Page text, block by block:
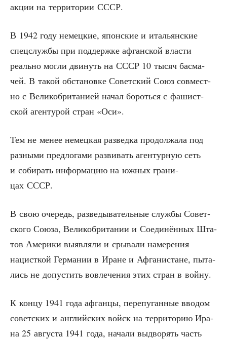
акции на тер­ри­то­рии СССР.
В 1942 году немец­кие, япон­ские и ита­льян­ские
спец­служ­бы при под­держ­ке афган­ской вла­сти
реаль­но мог­ли дви­нуть на СССР 10 тысяч бас­ма­
чей. В такой обста­нов­ке Совет­ский Союз сов­мест­
но с Вели­ко­бри­та­ни­ей начал бороть­ся с фашист­
ской аген­ту­рой стран «Оси».
Тем не менее немец­кая раз­вед­ка про­дол­жа­ла под
раз­ны­ми пред­ло­га­ми раз­ви­вать аген­тур­ную сеть
и соби­рать инфор­ма­цию на южных гра­ни­
цах СССР.
В свою оче­редь, раз­ве­ды­ва­тель­ные служ­бы Совет­
ско­го Сою­за, Вели­ко­бри­та­нии и Соеди­нён­ных Шта­
тов Аме­ри­ки выяв­ля­ли и сры­ва­ли наме­ре­ния
нацист­кой Гер­ма­нии в Иране и Афга­ни­стане, пыта­
лись не допу­стить вовле­че­ния этих стран в войну.
К кон­цу 1941 года афган­цы, пере­пу­ган­ные вво­дом
совет­ских и англий­ских войск на тер­ри­то­рию Ира­
на 25 авгу­ста 1941 года, нача­ли выдво­рять часть